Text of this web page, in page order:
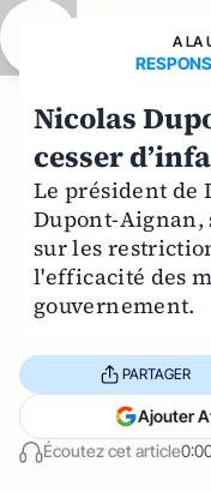
A LA
Nicolas
cesser
Le président de
Dupont-Aignan,
sur les
l'efficacité des
gouvernement.
Écoutez cet article
PARTAGER
Ajouter